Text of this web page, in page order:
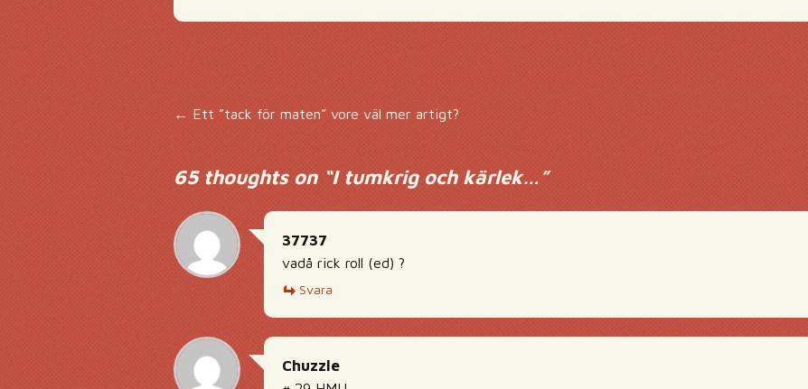
Inläggsnavigering
← Ett ”tack för maten” vore väl mer artigt?
65 thoughts on “I tumkrig och kärlek…”
37737
vadå rick roll (ed) ?
Svara
Chuzzle